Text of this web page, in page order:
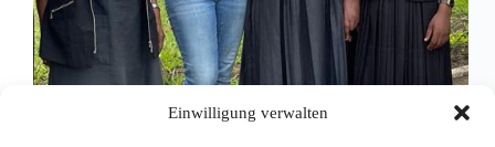
Einwilligung verwalten